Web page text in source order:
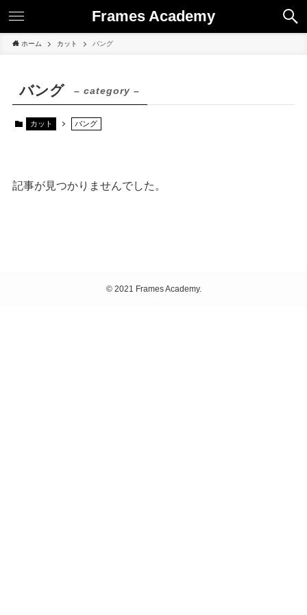
Frames Academy
ホーム カット バング
バング – category –
カット バング
記事が見つかりませんでした。
©2021 Frames Academy.